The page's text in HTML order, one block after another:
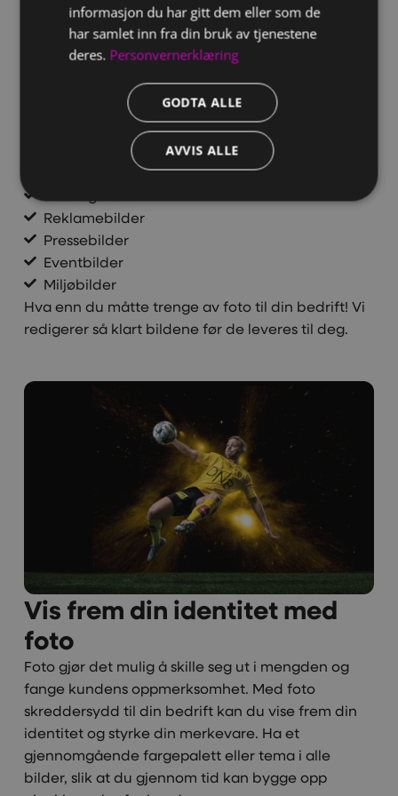
Vår fotograf står klar til å hjelpe deg med alt av
Vi kan hjelpe deg med blant annet:
Gruppebilder
Illustrasjonsbilder
Produktbilder
Reklamebilder
Pressebilder
Eventbilder
Miljøbilder
Hva enn du måtte trenge av foto til din bedrift! Vi
redigerer så klart bildene før de leveres til deg.
Vis frem din identitet med
foto
Foto gjør det mulig å skille seg ut i mengden og
fange kundens oppmerksomhet. Med foto
skreddersydd til din bedrift kan du vise frem din
identitet og styrke din merkevare. Ha et
gjennomgående fargepalett eller tema i alle
bilder, slik at du gjennom tid kan bygge opp
informasjon du har gitt dem eller som de
har samlet inn fra din bruk av tjenestene
deres. Personvernerklæring
GODTA ALLE
AVVIS ALLE